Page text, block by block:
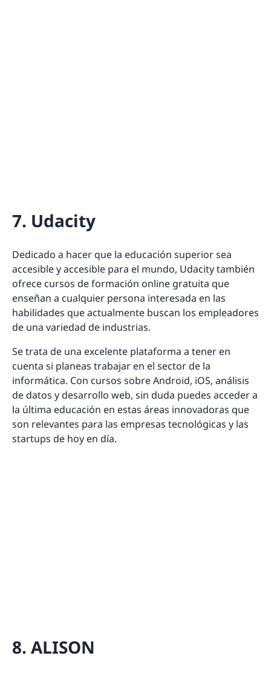
7. Udacity
Dedicado a hacer que la educación superior sea
accesible y accesible para el mundo, Udacity también
ofrece cursos de formación online gratuita que
enseñan a cualquier persona interesada en las
habilidades que actualmente buscan los empleadores
de una variedad de industrias.
Se trata de una excelente plataforma a tener en
cuenta si planeas trabajar en el sector de la
informática. Con cursos sobre Android, iOS, análisis
de datos y desarrollo web, sin duda puedes acceder a
la última educación en estas áreas innovadoras que
son relevantes para las empresas tecnológicas y las
startups de hoy en día.
8. ALISON